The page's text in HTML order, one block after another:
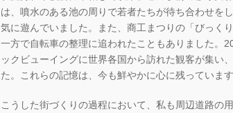
は、噴水のある池の周りで若者たちが待ち合わせを
気に遊んでいました。また、商工まつりの「びっく
一方で自転車の整理に追われたこともありました。
ックビューイングに世界各国から訪れた観客が集い
た。これらの記憶は、今も鮮やかに心に残っています
こうした街づくりの過程において、私も周辺道路の